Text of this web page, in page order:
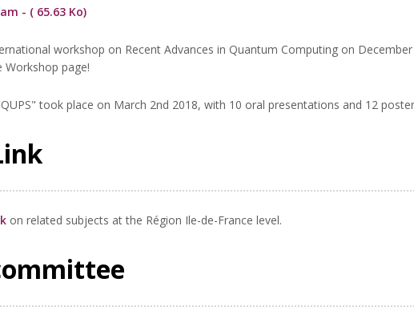
- ( 65.63 Ko)
workshop on Recent Advances in Quantum Computing on December
page!
took place on March 2nd 2018, with 10 oral presentations and 12
on related subjects at the Région Ile-de-France level.